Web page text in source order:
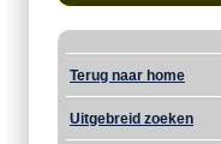
Terug naar home
Uitgebreid zoeken